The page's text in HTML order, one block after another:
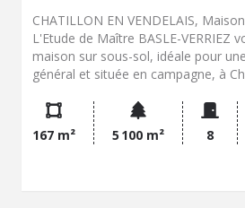
CHATILLON EN VENDELAIS,
L'Etude de Maître BASLE-VERRIEZ
maison sur sous-sol, idéale pour
général et située en campagne, à
une salle d'eau, wc, arrière-cuisine
chaussée : séjour lumineux avec un
m², une cuisine récente avec un
trois chambres, salle d'eau, wc, - A
167 m² 5 100 m² 8